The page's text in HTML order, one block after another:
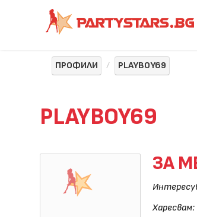
ПРОФИЛИ PLAYBOY69
PLAYBOY69
ЗА
Харесвам: